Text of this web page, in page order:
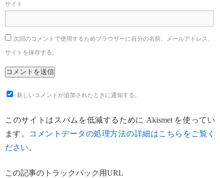
サイト
次回のコメントで使用するためブラウザーに自分の名前、メールアドレス、
サイトを保存する。
新しいコメントが追加されたときに通知する。
このサイトはスパムを低減するために Akismet を使ってい
ます。 コメントデータの処理方法の詳細はこちらをご覧く
ださい。
この記事のトラックバック用URL